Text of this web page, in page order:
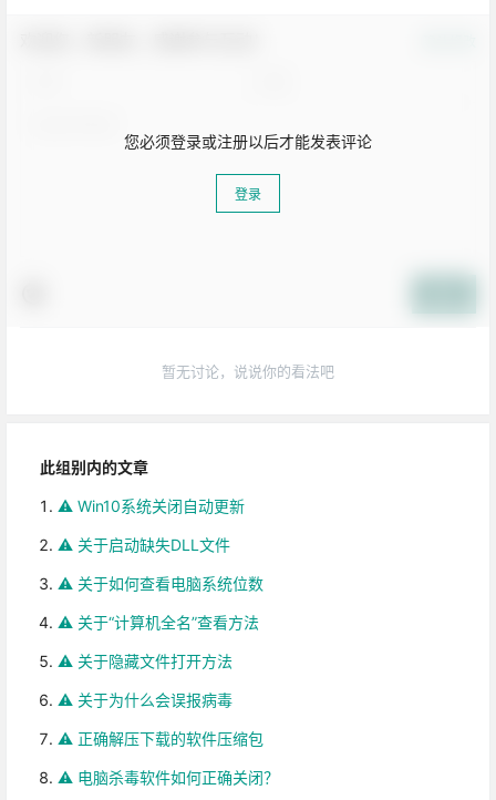
此组别内的文章
⚠️ Win10系统关闭自动更新
⚠️ 关于启动缺失DLL文件
⚠️ 关于如何查看电脑系统位数
⚠️ 关于“计算机全名”查看方法
⚠️ 关于隐藏文件打开方法
⚠️ 关于为什么会误报病毒
⚠️ 正确解压下载的软件压缩包
⚠️ 电脑杀毒软件如何正确关闭？
您必须登录或注册以后才能发表评论
登录
暂无讨论，说说你的看法吧